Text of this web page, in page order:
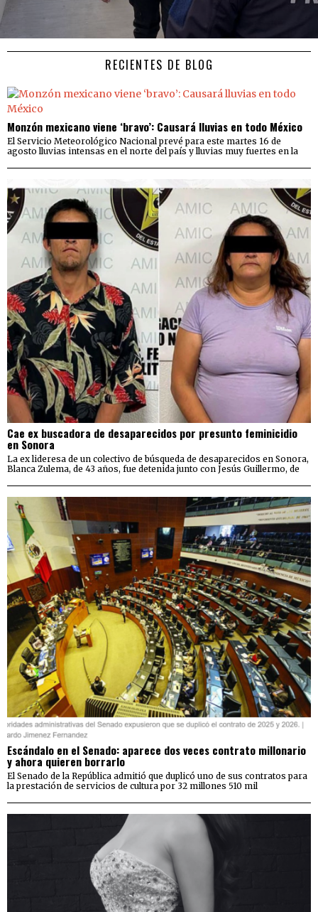
RECIENTES DE BLOG
Monzón mexicano viene ‘bravo’: Causará lluvias en todo México
El Servicio Meteorológico Nacional prevé para este martes 16 de
agosto lluvias intensas en el norte del país y lluvias muy fuertes en la
Cae ex buscadora de desaparecidos por presunto feminicidio
en Sonora
La ex lideresa de un colectivo de búsqueda de desaparecidos en Sonora,
Blanca Zulema, de 43 años, fue detenida junto con Jesús Guillermo, de
Escándalo en el Senado: aparece dos veces contrato millonario
y ahora quieren borrarlo
El Senado de la República admitió que duplicó uno de sus contratos para
la prestación de servicios de cultura por 32 millones 510 mil